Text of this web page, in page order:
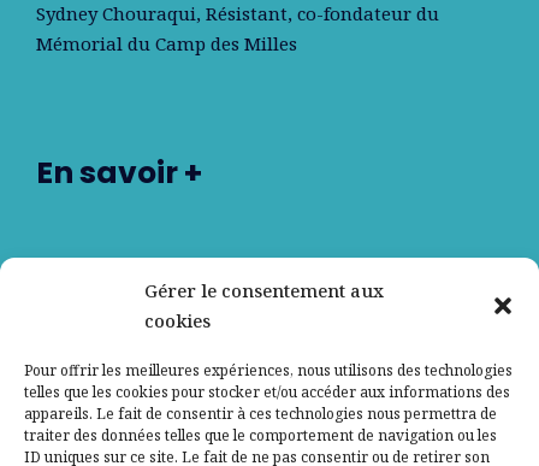
Gérer le consentement aux
cookies
Pour offrir les meilleures expériences, nous utilisons des technologies
telles que les cookies pour stocker et/ou accéder aux informations des
appareils. Le fait de consentir à ces technologies nous permettra de
traiter des données telles que le comportement de navigation ou les
ID uniques sur ce site. Le fait de ne pas consentir ou de retirer son
Sydney Chouraqui, Résistant, co-fondateur du
Mémorial du Camp des Milles
En savoir +
Contactez-nous
Mentions légales